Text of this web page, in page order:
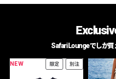
Safari Loungeでしか
NEW 限定 別注